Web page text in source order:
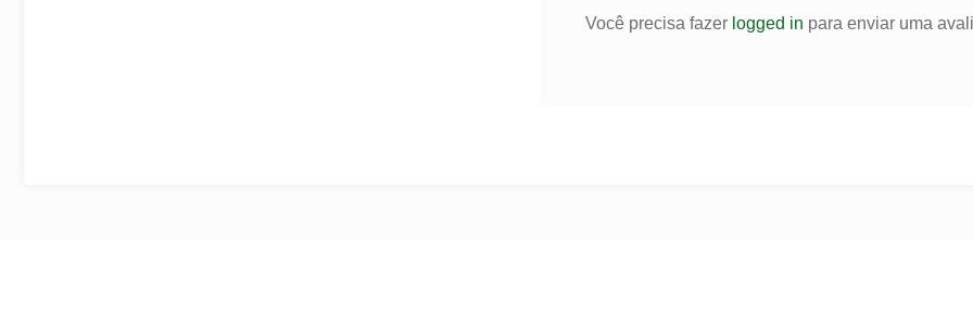
Você precisa fazer logged in para enviar uma